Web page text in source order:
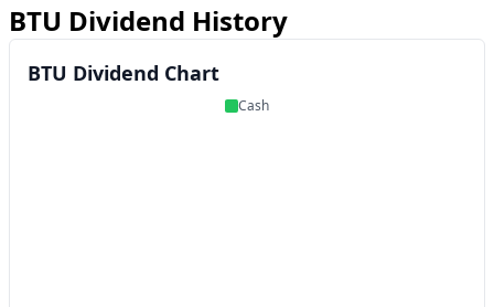
BTU Dividend History
BTU Dividend Chart
Cash